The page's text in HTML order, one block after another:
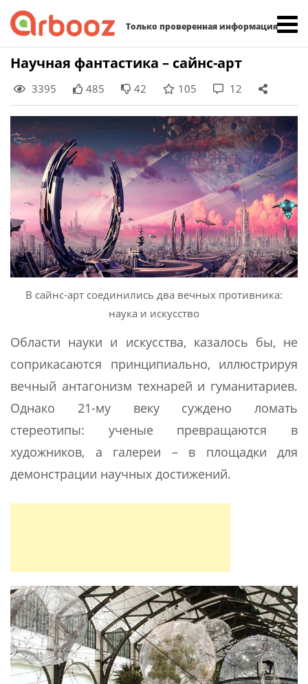
Только проверенная информация
Skip
content
Научная фантастика – сайнс-арт
3395 485 42 105 12
В сайнс-арт соединились два вечных противника:
наука и искусство
Области науки и искусства, казалось бы, не
соприкасаются принципиально, иллюстрируя
вечный антагонизм технарей и гуманитариев.
Однако 21-му веку суждено ломать
стереотипы: ученые превращаются в
художников, а галереи – в площадки для
демонстрации научных достижений.
Найти: